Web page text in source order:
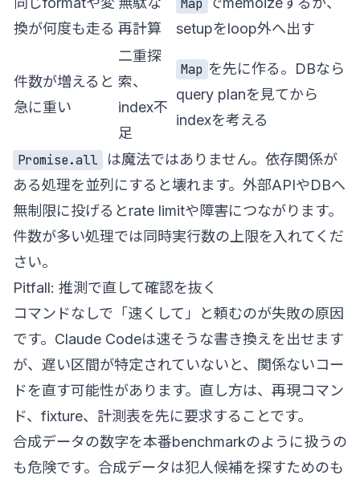
換が何度も走る 再計算
Map
setupをloop外へ出す
件数が増えると
急に重い
二重探
索、
index不
足
Map を先に作る。DBなら
query planを見てから
indexを考える
Promise.all
は魔法ではありません。依存関係が
ある処理を並列にすると壊れます。外部APIやDBへ
無制限に投げるとrate limitや障害につながります。
件数が多い処理では同時実行数の上限を入れてくだ
さい。
Pitfall: 推測で直して確認を抜く
コマンドなしで「速くして」と頼むのが失敗の原因
です。Claude Codeは速そうな書き換えを出せます
が、遅い区間が特定されていないと、関係ないコー
ドを直す可能性があります。直し方は、再現コマン
ド、fixture、計測表を先に要求することです。
合成データの数字を本番benchmarkのように扱うの
も危険です。合成データは犯人候補を探すためのも